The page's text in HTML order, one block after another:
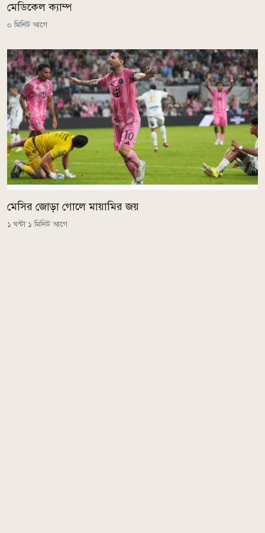
মেডিকেল ক্যাম্প
০ মিনিট আগে
মেসির জোড়া গোলে মায়ামির জয়
১ ঘন্টা ১ মিনিট আগে